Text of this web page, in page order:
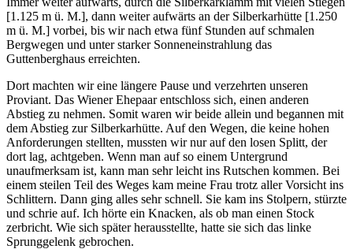
[1.125 m ü. M.], dann weiter aufwärts an der Silberkarhütte [1.250
m ü. M.] vorbei, bis wir nach etwa fünf Stunden auf schmalen
Bergwegen und unter starker Sonneneinstrahlung das
Guttenberghaus erreichten.
Dort machten wir eine längere Pause und verzehrten unseren
Proviant. Das Wiener Ehepaar entschloss sich, einen anderen
Abstieg zu nehmen. Somit waren wir beide allein und begannen mit
dem Abstieg zur Silberkarhütte. Auf den Wegen, die keine hohen
Anforderungen stellten, mussten wir nur auf den losen Splitt, der
dort lag, achtgeben. Wenn man auf so einem Untergrund
unaufmerksam ist, kann man sehr leicht ins Rutschen kommen. Bei
einem steilen Teil des Weges kam meine Frau trotz aller Vorsicht ins
Schlittern. Dann ging alles sehr schnell. Sie kam ins Stolpern, stürzte
und schrie auf. Ich hörte ein Knacken, als ob man einen Stock
zerbricht. Wie sich später herausstellte, hatte sie sich das linke
Sprunggelenk gebrochen.